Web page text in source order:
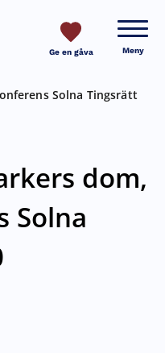
Ge en gåva Meny
Solna Tingsrätt
dom,
Solna